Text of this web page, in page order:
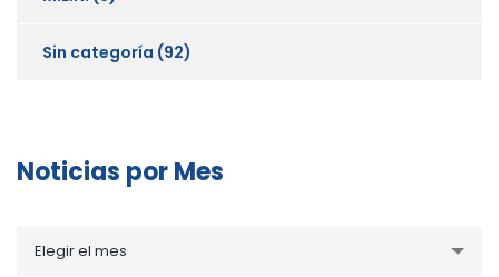
Sin categoría (92)
Noticias por Mes
porElegir el mes